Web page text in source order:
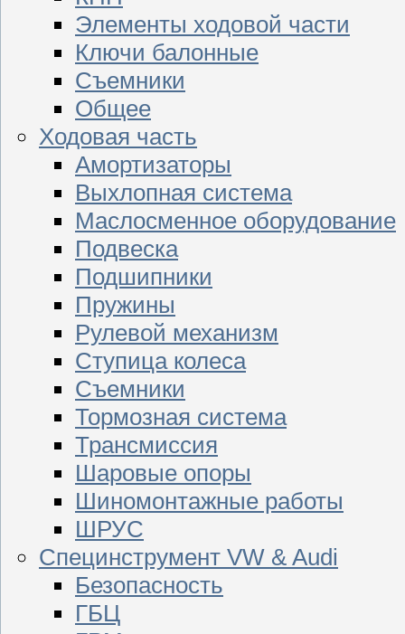
Элементы ходовой части
Ключи балонные
Съемники
Общее
Ходовая часть
Амортизаторы
Выхлопная система
Маслосменное оборудование
Подвеска
Подшипники
Пружины
Рулевой механизм
Ступица колеса
Съемники
Тормозная система
Трансмиссия
Шаровые опоры
Шиномонтажные работы
ШРУС
Специнструмент VW & Audi
Безопасность
ГБЦ